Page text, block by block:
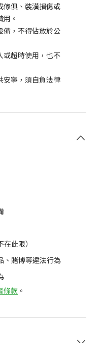
傢俱、裝潢損傷或
。
備，不得佔放於公
或超時使用，也不
安寧，須自負法律
此限）
、賭博等違法行為
條款 。